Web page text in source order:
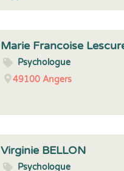
Marie Francoise
Psychologue
49100 Angers
Virginie BELLON
Psychologue